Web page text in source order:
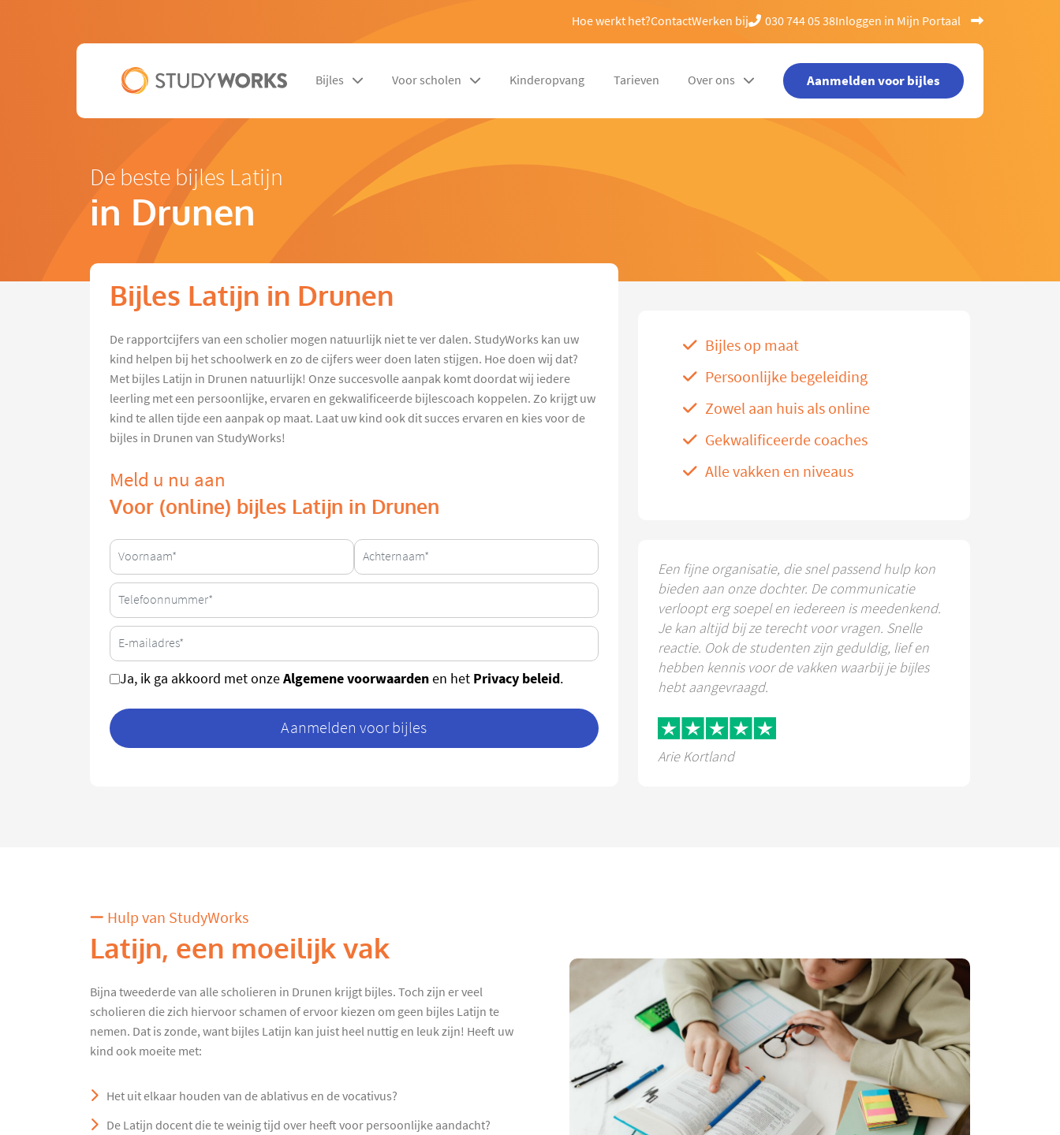
Hoe werkt het?ContactWerken bij 030 744 05 38Inloggen in Mijn Portaal
Bijles Voor scholen Kinderopvang Tarieven Over ons Aanmelden voor bijles
De beste bijles Latijn
in Drunen
Bijles Latijn in Drunen
De rapportcijfers van een scholier mogen natuurlijk niet te ver dalen. StudyWorks kan uw
kind helpen bij het schoolwerk en zo de cijfers weer doen laten stijgen. Hoe doen wij dat?
Met bijles Latijn in Drunen natuurlijk! Onze succesvolle aanpak komt doordat wij iedere
leerling met een persoonlijke, ervaren en gekwalificeerde bijlescoach koppelen. Zo krijgt uw
kind te allen tijde een aanpak op maat. Laat uw kind ook dit succes ervaren en kies voor de
bijles in Drunen van StudyWorks!
Meld u nu aan
Voor (online) bijles Latijn in Drunen
Ja, ik ga akkoord met onzeAlgemene voorwaardenen het Privacy beleid.
Aanmelden voor bijles
Bijles op maat
Persoonlijke begeleiding
Zowel aan huis als online
Gekwalificeerde coaches
Alle vakken en niveaus
Een fijne organisatie, die snel passend hulp kon
bieden aan onze dochter. De communicatie
verloopt erg soepel en iedereen is meedenkend.
Je kan altijd bij ze terecht voor vragen. Snelle
reactie. Ook de studenten zijn geduldig, lief en
hebben kennis voor de vakken waarbij je bijles
hebt aangevraagd.
Arie Kortland
Hulp van StudyWorks
Latijn, een moeilijk vak
Bijna tweederde van alle scholieren in Drunen krijgt bijles. Toch zijn er veel
scholieren die zich hiervoor schamen of ervoor kiezen om geen bijles Latijn te
nemen. Dat is zonde, want bijles Latijn kan juist heel nuttig en leuk zijn! Heeft uw
kind ook moeite met:
Het uit elkaar houden van de ablativus en de vocativus?
De Latijn docent die te weinig tijd over heeft voor persoonlijke aandacht?